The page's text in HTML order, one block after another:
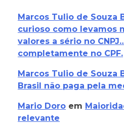
Marcos Tulio de Souza
curioso como levamos
valores a sério no
completamente no CPF.
Marcos Tulio de Souza
Brasil não paga pela
Mario Doro em
relevante